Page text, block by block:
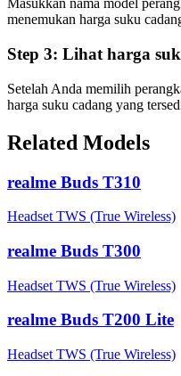
Masukkan nama model
menemukan harga suku
Step 3: Lihat harga
Setelah Anda memilih
harga suku cadang yang
Related Models
realme Buds T310
Headset TWS (True Wireless)
realme Buds T300
Headset TWS (True Wireless)
realme Buds T200 Lite
Headset TWS (True Wireless)